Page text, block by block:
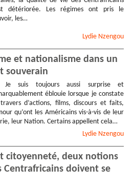
détériorée. Les régimes ont pris le
les…
Lydie Nzengou
et nationalisme dans un
souverain
suis toujours aussi surprise et
éblouie lorsque je constate
d’actions, films, discours et faits,
qu’ont les Américains vis-à-vis de leur
leur Nation. Certains appellent cela…
Lydie Nzengou
citoyenneté, deux notions
Centrafricains doivent se